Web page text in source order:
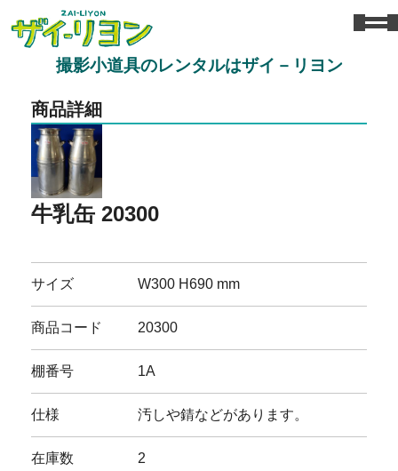
撮影小道具のレンタルはザイ－リヨン
商品詳細
牛乳缶 20300
サイズ W300 H690 mm
商品コード 20300
棚番号 1A
仕様 汚しや錆などがあります。
在庫数 2